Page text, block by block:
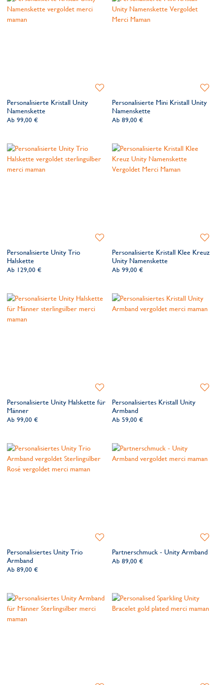
Personalisierte Kristall Unity
Namenskette
Ab 99,00 €
Zur
hinzufügenPersonalisierte Mini Kristall Unity
Namenskette
Ab 89,00 €
Zur
Personalisierte Unity Trio
Halskette
Ab 129,00 €
Zur
hinzufügenPersonalisierte Kristall Klee Kreuz
Unity Namenskette
Ab 99,00 €
Zur
Personalisierte Unity Halskette für
Männer
Ab 99,00 €
Zur
hinzufügenPersonalisiertes Kristall Unity
Armband
Ab 59,00 €
Zur
Personalisiertes Unity Trio
Armband
Ab 89,00 €
Zur
hinzufügenPartnerschmuck - Unity Armband
Ab 89,00 €
Zur